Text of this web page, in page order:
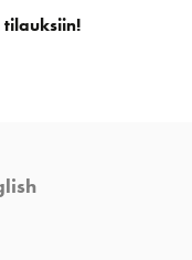
tilauksiin!